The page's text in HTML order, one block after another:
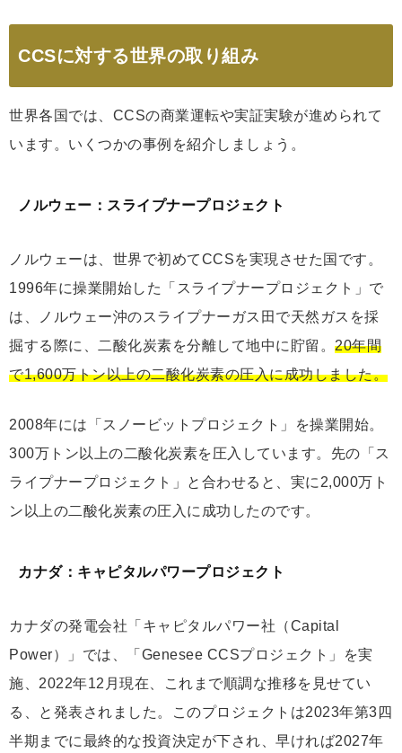
CCSに対する世界の取り組み
世界各国では、CCSの商業運転や実証実験が進められて
います。いくつかの事例を紹介しましょう。
ノルウェー：スライプナープロジェクト
ノルウェーは、世界で初めてCCSを実現させた国です。
1996年に操業開始した「スライプナープロジェクト」で
は、ノルウェー沖のスライプナーガス田で天然ガスを採
掘する際に、二酸化炭素を分離して地中に貯留。 20年間
で1,600万トン以上の二酸化炭素の圧入に成功しました。
2008年には「スノービットプロジェクト」を操業開始。
300万トン以上の二酸化炭素を圧入しています。先の「ス
ライプナープロジェクト」と合わせると、実に2,000万ト
ン以上の二酸化炭素の圧入に成功したのです。
カナダ：キャピタルパワープロジェクト
カナダの発電会社「キャピタルパワー社（Capital
Power）」では、「Genesee CCSプロジェクト」を実
施、2022年12月現在、これまで順調な推移を見せてい
る、と発表されました。このプロジェクトは2023年第3四
半期までに最終的な投資決定が下され、早ければ2027年